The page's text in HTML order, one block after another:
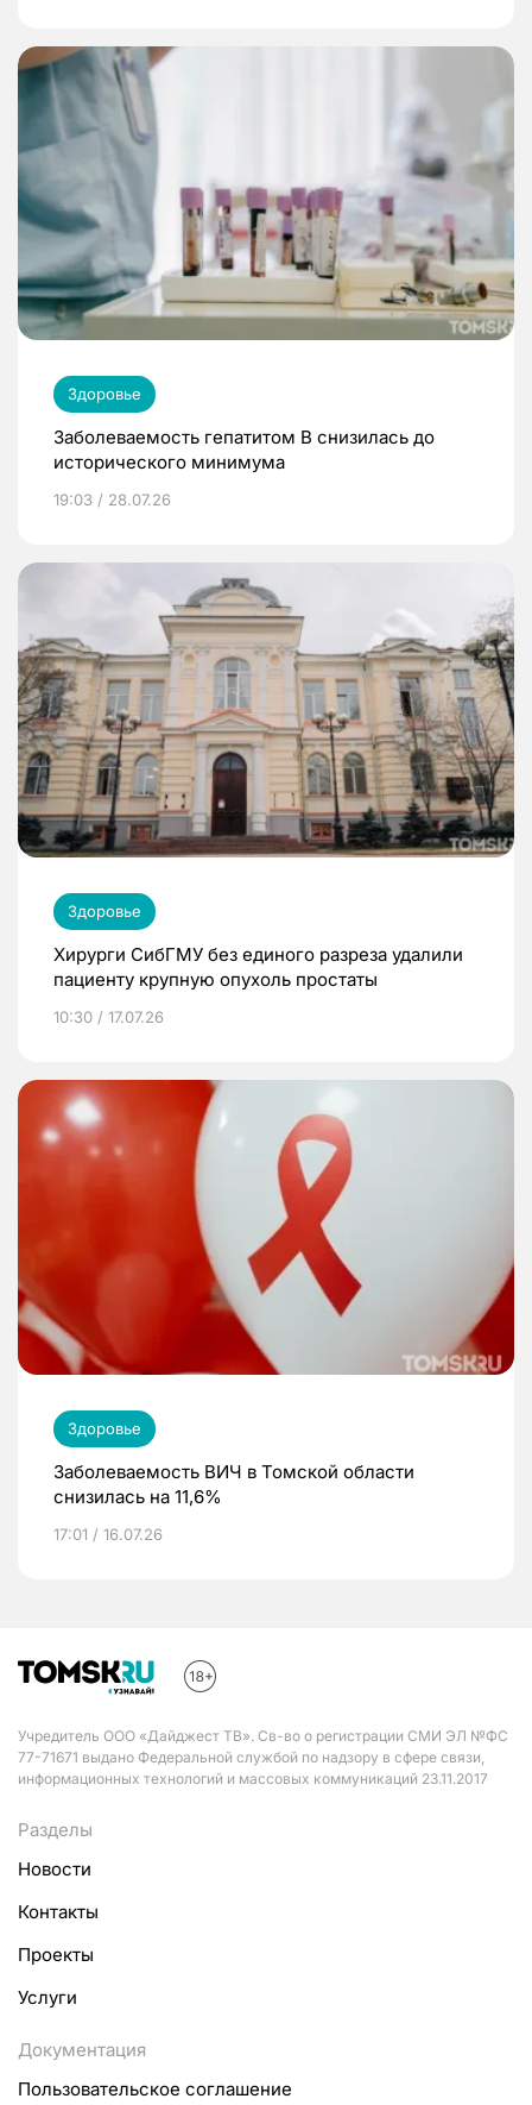
Здоровье
Заболеваемость гепатитом В снизилась до
исторического минимума
19:03 / 28.07.26
Здоровье
Хирурги СибГМУ без единого разреза удалили
пациенту крупную опухоль простаты
10:30 / 17.07.26
Здоровье
Заболеваемость ВИЧ в Томской области
снизилась на 11,6%
17:01 / 16.07.26
Учредитель ООО «Дайджест ТВ». Св-во о регистрации СМИ ЭЛ №ФС
77-71671 выдано Федеральной службой по надзору в сфере связи,
информационных технологий и массовых коммуникаций 23.11.2017
Разделы
Новости
Контакты
Проекты
Услуги
Документация
Пользовательское соглашение